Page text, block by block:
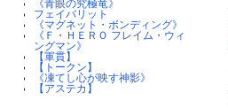
《青眼の究極竜》
フェイバリット
《マグネット・ボンディング》
《Ｆ・ＨＥＲＯ フレイム・ウィ
ングマン》
【軍貫】
【トークン】
《凍てし心が映す神影》
【アステカ】